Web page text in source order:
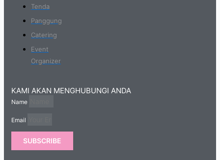
Tenda
Panggung
Catering
Event
Organizer
KAMI AKAN MENGHUBUNGI ANDA
Name
Email
SUBSCRIBE